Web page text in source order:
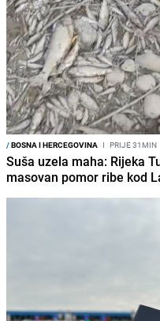
/BOSNA I HERCEGOVINA I PRIJE 31MIN
Suša uzela maha: Rijeka
masovan pomor ribe kod